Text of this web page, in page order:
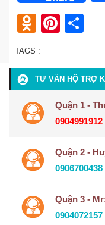
TAGS :
TƯ VẤN HỘ TRỢ
Quận 1 -
0904991912
Quận 2 -
0906700438
Quận 3 -
0904072157